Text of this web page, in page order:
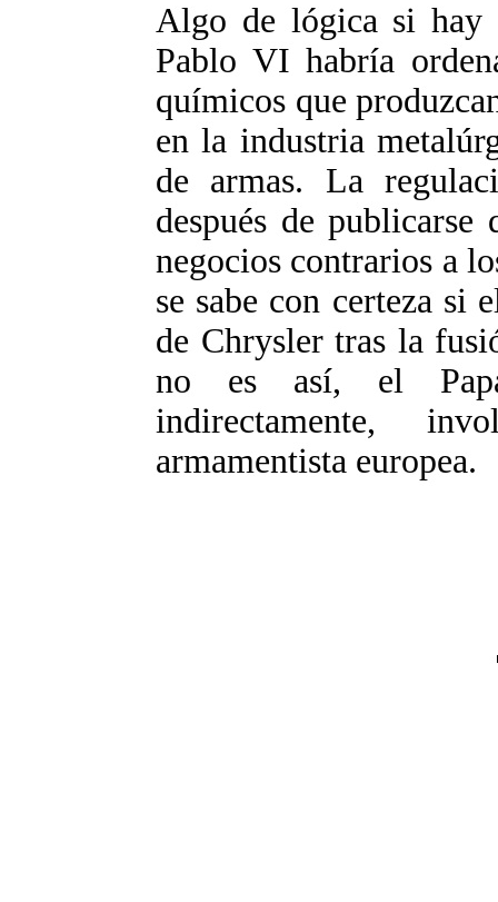
Algo de lógica si hay
Pablo VI habría
químicos que
en la industria
de armas. La
después de
negocios contrarios a
se sabe con certeza si
de Chrysler tras la
no es así, el
indirectamente,
armamentista europea.